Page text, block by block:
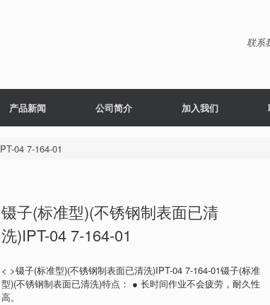
联系
产品新闻 公司简介 加入我们
04 7-164-01
镊子(标准型)(不锈钢制表面已清
洗)IPT-04 7-164-01
< >镊子(标准型)(不锈钢制表面已清洗)IPT-04 7-164-01镊子(标准
型)(不锈钢制表面已清洗)特点： ● 长时间作业不会疲劳，耐久性
高。